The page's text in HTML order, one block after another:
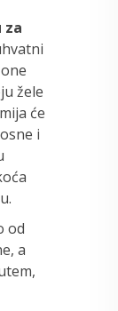
za
žele
će
i
od
a